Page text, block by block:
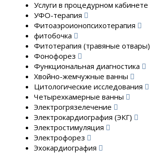
Услуги в процедурном кабинете
УФО-терапия
Фитоаэроионопсихотерапия
фитобочка
Фитотерапия (травяные отвары)
Фонофорез
Функциональная диагностика
Хвойно-жемчужные ванны
Цитологические исследования
Четырехкамерные ванны
Электрогрязелечение
Электрокардиография (ЭКГ)
Электростимуляция
Электрофорез
Эхокардиография